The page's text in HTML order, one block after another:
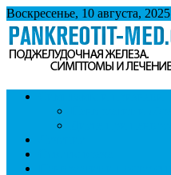
Воскресенье, 10 августа, 2025
Панкреатит
Поджелудочная железа.
Диета при панкреатите.